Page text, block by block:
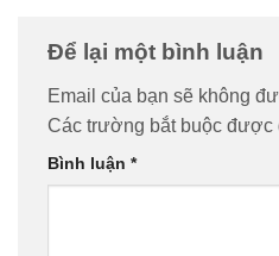
Để lại một bình luận
Email của bạn sẽ không
Các trường bắt buộc được
Bình luận *